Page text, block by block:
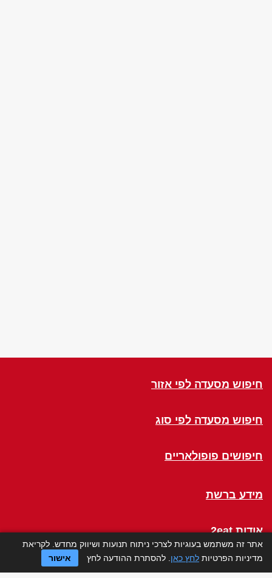
חיפוש מסעדה לפי אזור
חיפוש מסעדה לפי סוג
חיפושים פופולאריים
מידע ברשת
אודות 2eat
Click a Table
אתר זה משתמש בעוגיות לצרכי ניתוח תנועות ושיווק מחדש. לקריאת
מדיניות הפרטיות לחץ כאן . להסתרת ההודעה לחץ אישור